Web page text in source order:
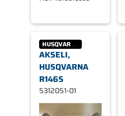
HUSQVARNA
AKSELI,
HUSQVARNA
R146S
5312051-01